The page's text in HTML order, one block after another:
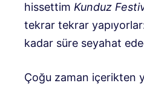
hissettim Kunduz
tekrar tekrar
kadar süre seyahat
Çoğu zaman içerikten